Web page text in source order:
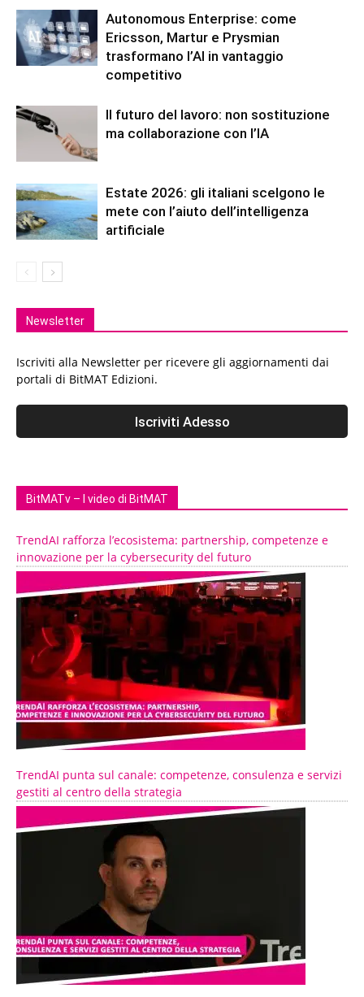
Autonomous Enterprise: come
Ericsson, Martur e Prysmian
trasformano l’AI in vantaggio
competitivo
Il futuro del lavoro: non sostituzione
ma collaborazione con l’IA
Estate 2026: gli italiani scelgono le
mete con l’aiuto dell’intelligenza
artificiale
Newsletter
Iscriviti alla Newsletter per ricevere gli aggiornamenti dai
portali di BitMAT Edizioni.
BitMATv – I video di BitMAT
TrendAI rafforza l’ecosistema: partnership, competenze e
innovazione per la cybersecurity del futuro
TrendAI punta sul canale: competenze, consulenza e servizi
gestiti al centro della strategia